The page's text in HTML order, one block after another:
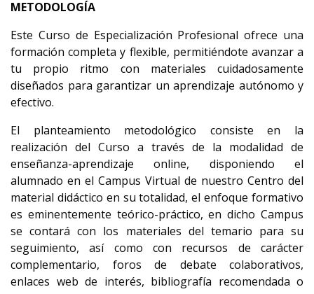
METODOLOGÍA
Este Curso de Especialización Profesional ofrece una
formación completa y flexible, permitiéndote avanzar a
tu propio ritmo con materiales cuidadosamente
diseñados para garantizar un aprendizaje autónomo y
efectivo.
El planteamiento metodológico consiste en la
realización del Curso a través de la modalidad de
enseñanza-aprendizaje online, disponiendo el
alumnado en el Campus Virtual de nuestro Centro del
material didáctico en su totalidad, el enfoque formativo
es eminentemente teórico-práctico, en dicho Campus
se contará con los materiales del temario para su
seguimiento, así como con recursos de carácter
complementario, foros de debate colaborativos,
enlaces web de interés, bibliografía recomendada o